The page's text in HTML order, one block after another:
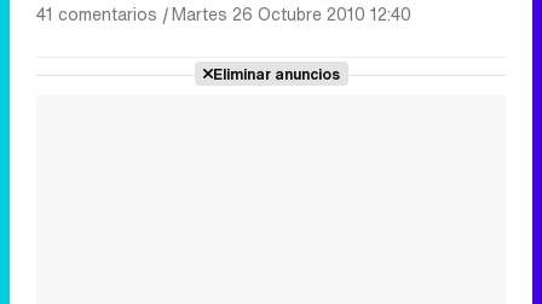
41 comentarios |Martes 26 Octubre 2010 12:40
Eliminar anuncios